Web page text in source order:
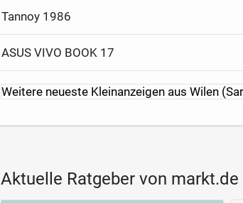
Tannoy 1986
ASUS VIVO BOOK 17
Weitere neueste Kleinanzeigen aus Wilen
Aktuelle Ratgeber von markt.de